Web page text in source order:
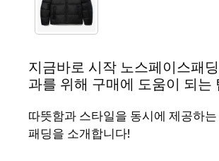
지금바로 시작 노스페이스패
과를 위해 구매에 도움이 되는
따뜻함과 스타일을 동시에 제공하
패딩을 소개합니다!